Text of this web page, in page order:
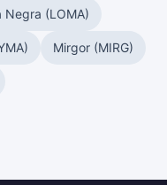
Negra (LOMA)
Mirgor (MIRG)